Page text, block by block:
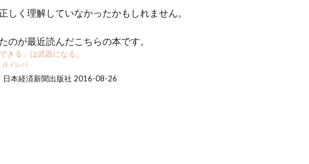
しく理解していなかったかもしれません。
のが最近読んだこちらの本です。
きる」は武器になる。
ヨメレバ
日本経済新聞出版社 2016-08-26